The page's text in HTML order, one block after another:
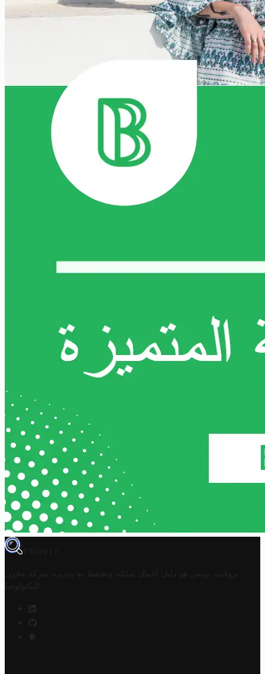
TROVIT
تروفيت تونس هو دليل أعمال تملكه وتحتفظ به وتديره
شركة مخزن
التكنولوجيا